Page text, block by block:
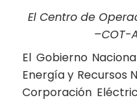
El Centro de
–COT-
El Gobierno
Energía y Recursos
Corporación